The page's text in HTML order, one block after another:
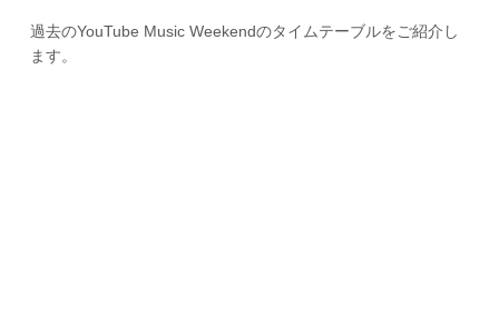
過去のYouTube Music Weekendのタイムテーブルをご紹介し
ます。